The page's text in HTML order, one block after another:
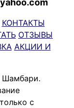
КОНТАКТЫ
ОТЗЫВЫ
АКЦИИ И
Шамбари.
с